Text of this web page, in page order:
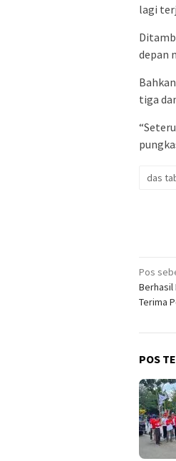
lagi
depan
tiga
das
pos
Pos
Berhasil
Terima
POS